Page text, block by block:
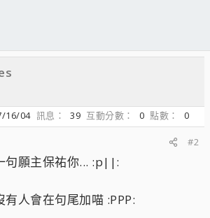
16/04 訊息 39 互動分數 0 點數
0
#2
句願主保祐你... :p||:
人會在句尾加喵 :PPP: